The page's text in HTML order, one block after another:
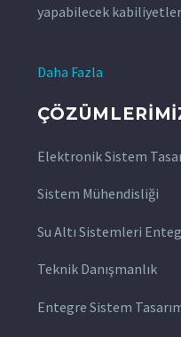
yapabilecek
Daha Fazla
Elektronik Sistem
Sistem Mühendisliği
Su Altı Sistemleri
Teknik Danışmanlık
Entegre Sistem